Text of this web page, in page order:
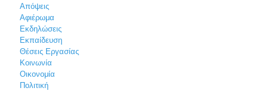
Απόψεις
Αφιέρωμα
Εκδηλώσεις
Εκπαίδευση
Θέσεις Εργασίας
Κοινωνία
Οικονομία
Πολιτική